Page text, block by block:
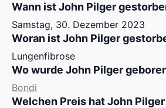
Wann ist John Pilger
Samstag, 30. Dezember 2023
Woran ist John Pilger
Lungenfibrose
Wo wurde John Pilger
Bondi
Welchen Preis hat John